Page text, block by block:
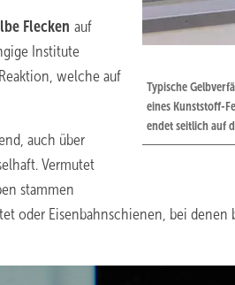
Typische
eines Kunststoff-
endet seitlich auf
Flecken auf
Institute
welche auf
auch über
Vermutet
stammen
oder Eisenbahnschienen, bei denen